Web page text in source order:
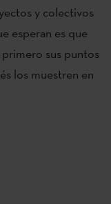
y colectivos
esperan es que
sus puntos
los muestren en